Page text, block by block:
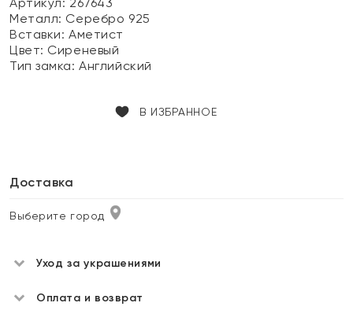
Металл: Серебро 925
Вставки:Аметист
Цвет: Сиреневый
Тип замка:Английский
В ИЗБРАННОЕ
Доставка
Выберите город
Уход за украшениями
Оплата и возврат